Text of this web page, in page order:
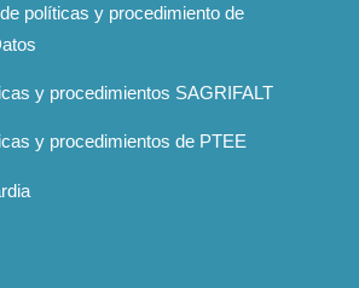
políticas y procedimiento de
y procedimientos SAGRIFALT
y procedimientos de PTEE